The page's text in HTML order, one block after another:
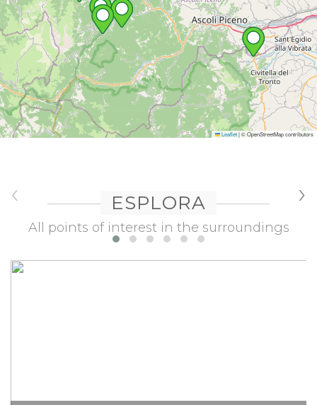
Leaflet|© OpenStreetMap contributors
ESPLORA
All points of interest in the surroundings
‹ ›